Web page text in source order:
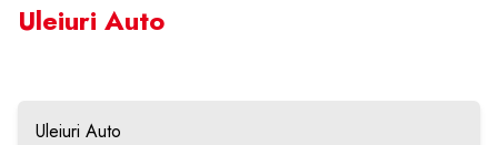
Uleiuri Auto
Uleiuri Auto